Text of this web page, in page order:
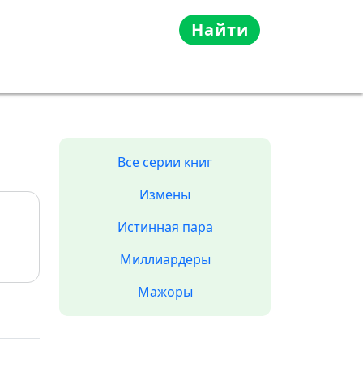
Найти
Все серии книг
Измены
Истинная пара
Миллиардеры
Мажоры